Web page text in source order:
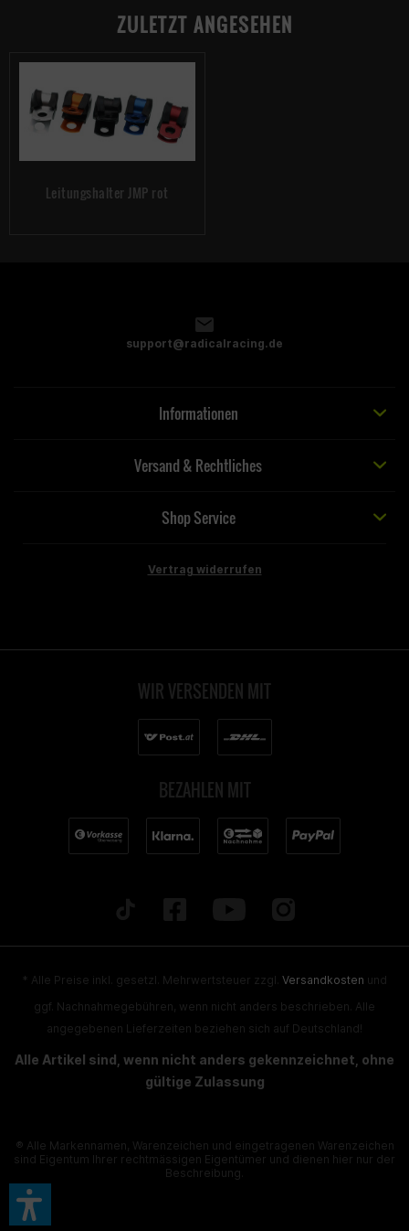
ZULETZT ANGESEHEN
Leitungshalter JMP rot
support@radicalracing.de
Informationen
Versand & Rechtliches
Shop Service
Vertrag widerrufen
WIR VERSENDEN MIT
BEZAHLEN MIT
* Alle Preise inkl. gesetzl. Mehrwertsteuer zzgl. Versandkosten und
ggf. Nachnahmegebühren, wenn nicht anders beschrieben. Alle
angegebenen Lieferzeiten beziehen sich auf Deutschland!
Alle Artikel sind, wenn nicht anders gekennzeichnet, ohne
gültige Zulassung
® Alle Markennamen, Warenzeichen und eingetragenen Warenzeichen
sind Eigentum Ihrer rechtmässigen Eigentümer und dienen hier nur der
Beschreibung.